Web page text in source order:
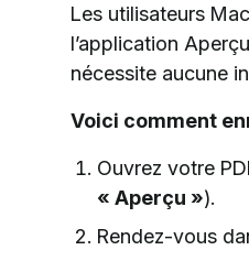
Les utilisateurs
l’application
nécessite aucune
Voici comment
Ouvrez votre
« Aperçu »).
Rendez-vous